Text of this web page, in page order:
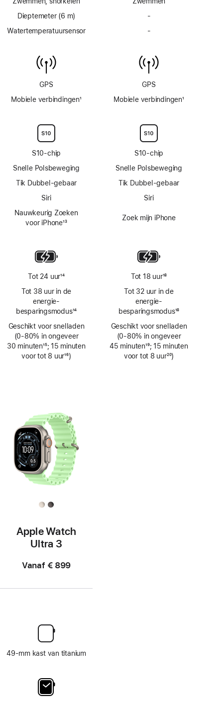
Dieptemeter (6 m)
Watertemperatuursensor
GPS
Mobiele verbindingen1
S10‑chip
Snelle Polsbeweging
Tik Dubbel-gebaar
Siri
Nauwkeurig Zoeken
voor iPhone13
Tot 24 uur14
Tot 38 uur in de
energie­
besparingsmodus14
Geschikt voor snelladen
(0‑80% in ongeveer
30 minuten
Voetnoot
15; 15 minuten
voor tot 8 uur16)
-
-
GPS
Mobiele verbindingen1
S10‑chip
Snelle Polsbeweging
Tik Dubbel-gebaar
Siri
Zoek mijn iPhone
Tot 18 uur18
Tot 32 uur in de
energie­
besparingsmodus18
Geschikt voor snelladen
(0‑80% in ongeveer
45 minuten
Voetnoot
19; 15 minuten
voor tot 8 uur20)
Apple Watch
Ultra 3
Vanaf € 899
49‑mm kast van titanium